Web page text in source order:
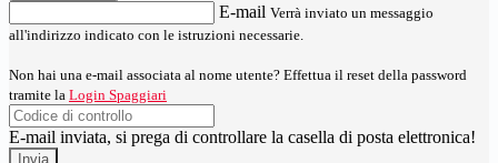
E-mail Verrà inviato un messaggio
all'indirizzo indicato con le istruzioni necessarie.
Non hai una e-mail associata al nome utente? Effettua il reset della password
tramite la Login Spaggiari
E-mail inviata, si prega di controllare la casella di posta elettronica!